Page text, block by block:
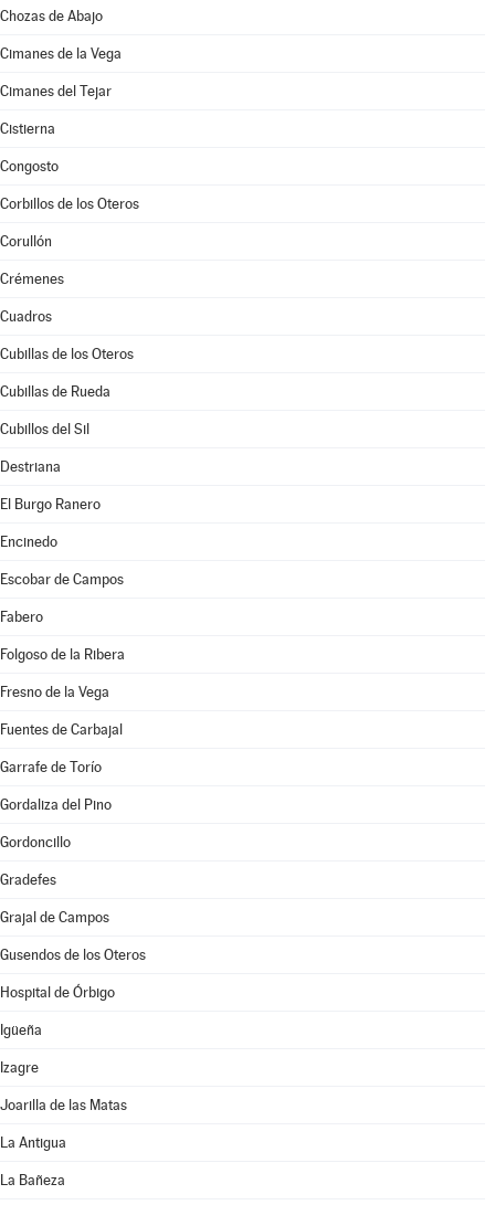
Chozas de Abajo
Cimanes de la Vega
Cimanes del Tejar
Cistierna
Congosto
Corbillos de los Oteros
Corullón
Crémenes
Cuadros
Cubillas de los Oteros
Cubillas de Rueda
Cubillos del Sil
Destriana
El Burgo Ranero
Encinedo
Escobar de Campos
Fabero
Folgoso de la Ribera
Fresno de la Vega
Fuentes de Carbajal
Garrafe de Torío
Gordaliza del Pino
Gordoncillo
Gradefes
Grajal de Campos
Gusendos de los Oteros
Hospital de Órbigo
Igüeña
Izagre
Joarilla de las Matas
La Antigua
La Bañeza